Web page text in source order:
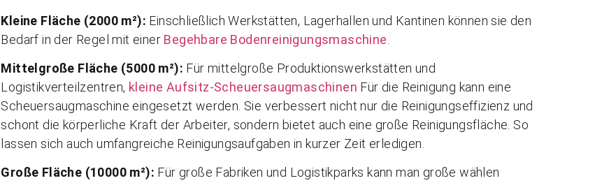
Kleine Fläche (2000 m²): Einschließlich Werkstätten, Lagerhallen und Kantinen können sie den
Bedarf in der Regel mit einer Begehbare Bodenreinigungsmaschine
Mittelgroße Fläche (5000 m²): Für mittelgroße Produktionswerkstätten und
Logistikverteilzentren, kleine Aufsitz-Scheuersaugmaschinen Für die Reinigung kann eine
Scheuersaugmaschine eingesetzt werden. Sie verbessert nicht nur die Reinigungseffizienz und
schont die körperliche Kraft der Arbeiter, sondern bietet auch eine große Reinigungsfläche. So
lassen sich auch umfangreiche Reinigungsaufgaben in kurzer Zeit erledigen.
Große Fläche (10000 m²): Für große Fabriken und Logistikparks kann man große wählen